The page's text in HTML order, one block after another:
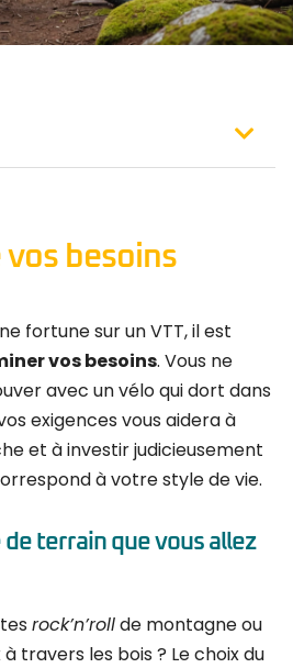
besoins
fortune sur un VTT, il est
vos besoins. Vous ne
avec un vélo qui dort dans
exigences vous aidera à
et à investir judicieusement
à votre style de vie.
terrain que vous allez
rock’n’rollde montagne ou
travers les bois ? Le choix du